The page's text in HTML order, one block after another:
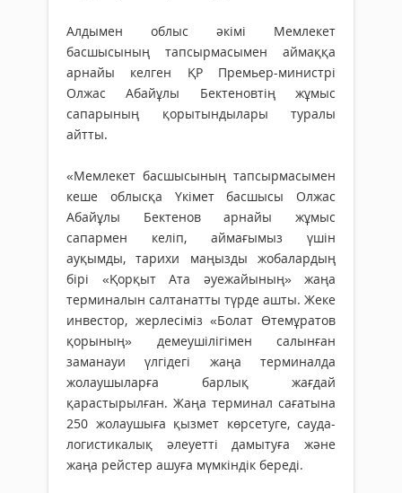
Алдымен облыс әкімі Мемлекет
басшысының тапсырмасымен аймаққа
арнайы келген ҚР Премьер-министрі
Олжас Абайұлы Бектеновтің жұмыс
сапарының қорытындылары туралы
айтты.
«Мемлекет басшысының тапсырмасымен
кеше облысқа Үкімет басшысы Олжас
Абайұлы Бектенов арнайы жұмыс
сапармен келіп, аймағымыз үшін
ауқымды, тарихи маңызды жобалардың
бірі «Қорқыт Ата әуежайының» жаңа
терминалын салтанатты түрде ашты. Жеке
инвестор, жерлесіміз «Болат Өтемұратов
қорының» демеушілігімен салынған
заманауи үлгідегі жаңа терминалда
жолаушыларға барлық жағдай
қарастырылған. Жаңа терминал сағатына
250 жолаушыға қызмет көрсетуге, сауда-
логистикалық әлеуетті дамытуға және
жаңа рейстер ашуға мүмкіндік береді.